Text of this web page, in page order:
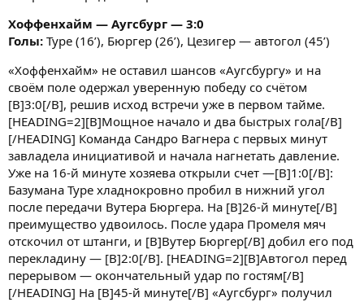
Хоффенхайм — Аугсбург — 3:0
Голы: Туре (16’), Бюргер (26’), Цезигер — автогол (45’)
«Хоффенхайм» не оставил шансов «Аугсбургу» и на
своём поле одержал уверенную победу со счётом
[B]3:0[/B], решив исход встречи уже в первом тайме.
[HEADING=2][B]Мощное начало и два быстрых гола[/B]
[/HEADING] Команда Сандро Вагнера с первых минут
завладела инициативой и начала нагнетать давление.
Уже на 16-й минуте хозяева открыли счет —[B]1:0[/B]:
Базумана Туре хладнокровно пробил в нижний угол
после передачи Вутера Бюргера. На [B]26-й минуте[/B]
преимущество удвоилось. После удара Промеля мяч
отскочил от штанги, и [B]Вутер Бюргер[/B] добил его под
перекладину — [B]2:0[/B]. [HEADING=2][B]Автогол перед
перерывом — окончательный удар по гостям[/B]
[/HEADING] На [B]45-й минуте[/B] «Аугсбург» получил